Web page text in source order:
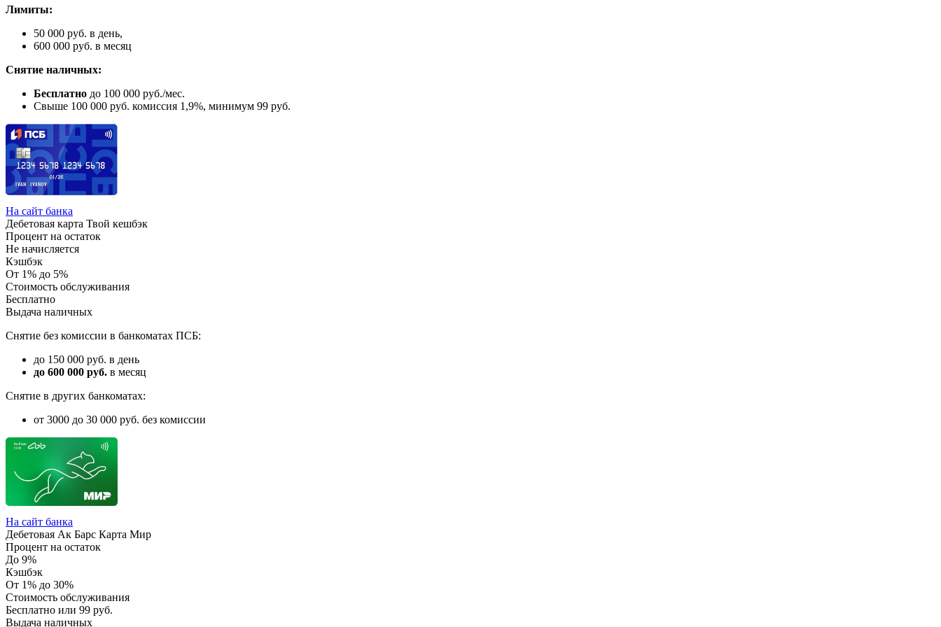
Лимиты:
50 000 руб. в день,
600 000 руб. в месяц
Снятие наличных:
Бесплатно до 100 000 руб./мес.
Свыше 100 000 руб. комиссия 1,9%, минимум 99 руб.
На сайт банка
Дебетовая карта Твой кешбэк
Процент на остаток
Не начисляется
Кэшбэк
От 1% до 5%
Стоимость обслуживания
Бесплатно
Выдача наличных
Снятие без комиссии в банкоматах ПСБ:
до 150 000 руб. в день
до 600 000 руб. в месяц
Снятие в других банкоматах:
от 3000 до 30 000 руб. без комиссии
На сайт банка
Дебетовая Ак Барс Карта Мир
Процент на остаток
До 9%
Кэшбэк
От 1% до 30%
Стоимость обслуживания
Бесплатно или 99 руб.
Выдача наличных